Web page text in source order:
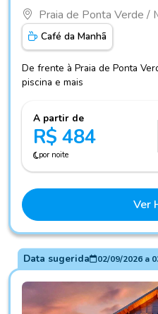
Praia de Ponta Verde /
Café da Manhã
De frente à Praia de Ponta
piscina e mais
A partir de
R$ 484
por noite
Ver
Data sugerida 02/09/2026a